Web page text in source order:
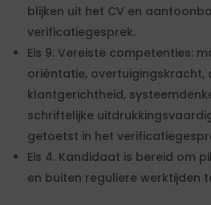
blijken uit het CV en
verificatiegesprek.
Eis 9. Vereiste competenties:
oriëntatie, overtuigingskracht,
klantgerichtheid,
schriftelijke
getoetst in het
Eis 4. Kandidaat is bereid om
en buiten reguliere werktijden